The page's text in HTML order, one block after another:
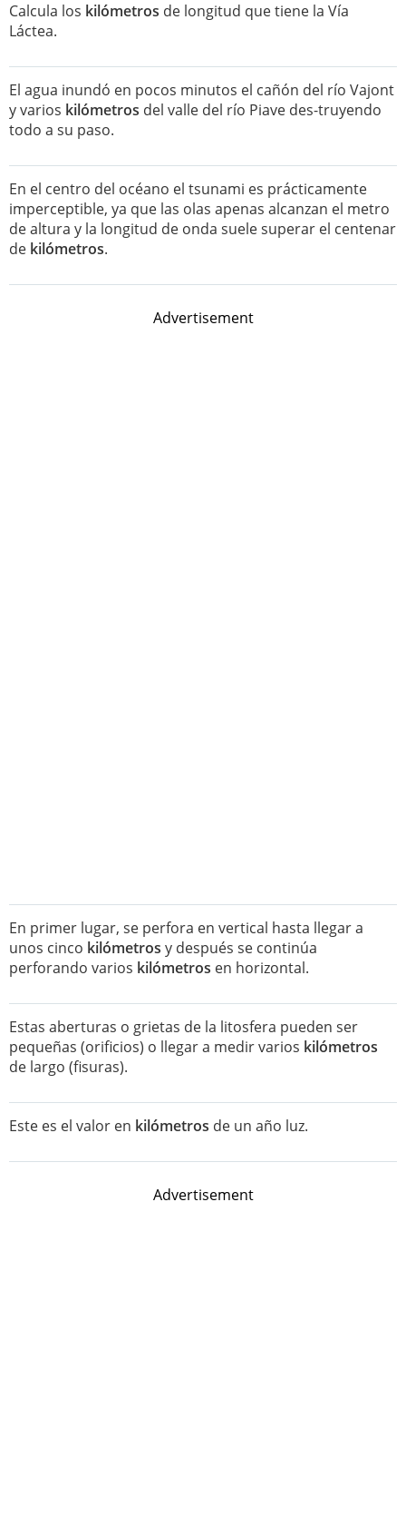
Calcula los kilómetros de longitud que tiene la Vía
Láctea.
El agua inundó en pocos minutos el cañón del río Vajont
y varios kilómetros del valle del río Piave des-truyendo
todo a su paso.
En el centro del océano el tsunami es prácticamente
imperceptible, ya que las olas apenas alcanzan el metro
de altura y la longitud de onda suele superar el centenar
de kilómetros.
Advertisement
En primer lugar, se perfora en vertical hasta llegar a
unos cinco kilómetros y después se continúa
perforando varios kilómetros en horizontal.
Estas aberturas o grietas de la litosfera pueden ser
pequeñas (orificios) o llegar a medir varios kilómetros
de largo (fisuras).
Este es el valor en kilómetros de un año luz.
Advertisement